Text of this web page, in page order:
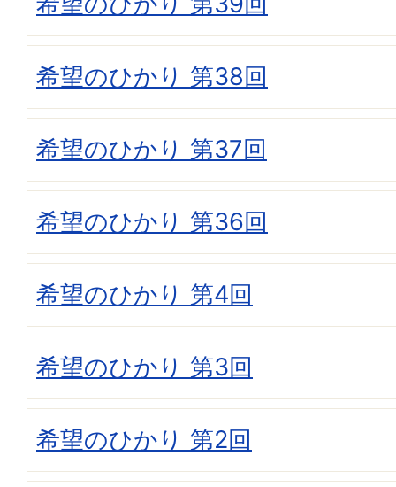
希望のひかり 第38回
希望のひかり 第37回
希望のひかり 第36回
希望のひかり 第4回
希望のひかり 第3回
希望のひかり 第2回